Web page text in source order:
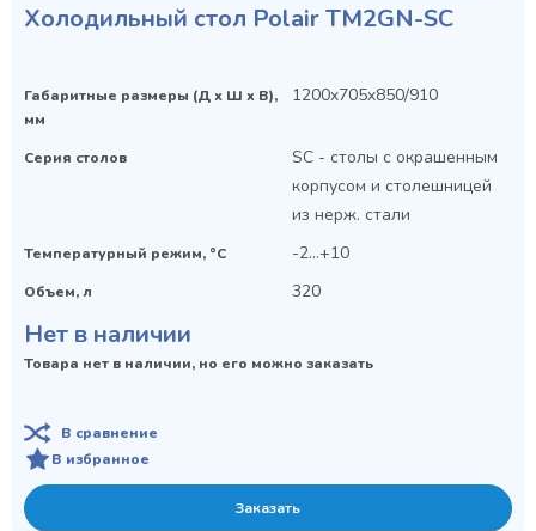
Холодильный стол Polair TM2GN-SC
Габаритные размеры (Д х Ш х В),
мм
1200x705x850/910
Серия столов
SC - столы с окрашенным
корпусом и столешницей
из нерж. стали
Температурный режим, °C -2...+10
Объем, л 320
Нет в наличии
Товара нет в наличии, но его можно заказать
В сравнение
В избранное
Заказать